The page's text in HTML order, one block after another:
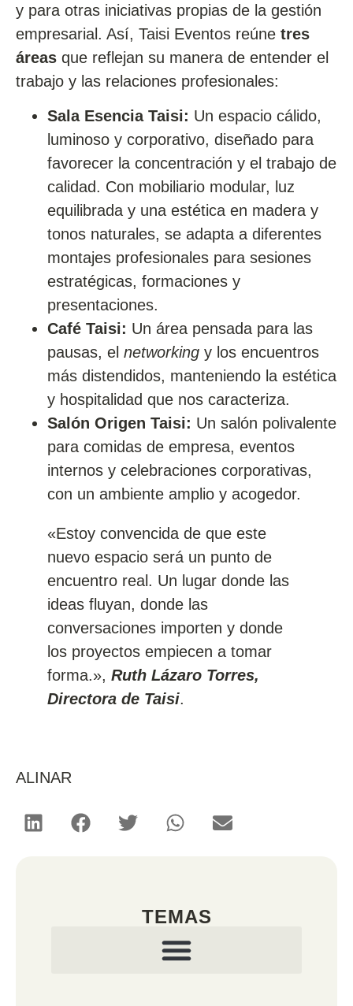
y para otras iniciativas propias de la gestión
empresarial. Así, Taisi Eventos reúne tres
áreas que reflejan su manera de entender el
trabajo y las relaciones profesionales:
Sala Esencia Taisi: Un espacio cálido,
luminoso y corporativo, diseñado para
favorecer la concentración y el trabajo de
calidad. Con mobiliario modular, luz
equilibrada y una estética en madera y
tonos naturales, se adapta a diferentes
montajes profesionales para sesiones
estratégicas, formaciones y
presentaciones.
Café Taisi: Un área pensada para las
pausas, el networking y los encuentros
más distendidos, manteniendo la estética
y hospitalidad que nos caracteriza.
Salón Origen Taisi: Un salón polivalente
para comidas de empresa, eventos
internos y celebraciones corporativas,
con un ambiente amplio y acogedor.
«Estoy convencida de que este
nuevo espacio será un punto de
encuentro real. Un lugar donde las
ideas fluyan, donde las
conversaciones importen y donde
los proyectos empiecen a tomar
forma.», Ruth Lázaro Torres,
Directora de Taisi.
ALINAR
TEMAS